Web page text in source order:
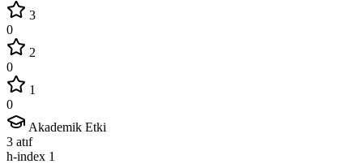
3
0
2
0
1
0
Akademik Etki
3 atıf
h-index 1